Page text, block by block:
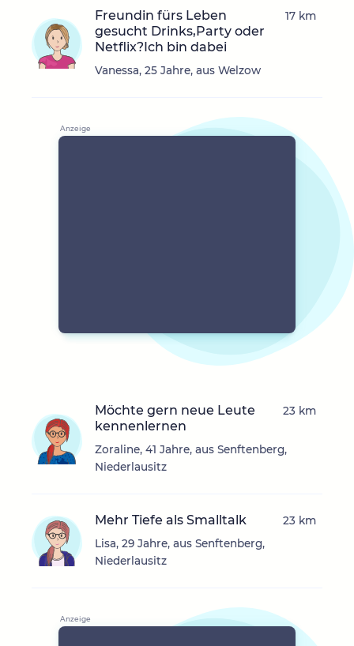
Freundin fürs Leben
gesucht Drinks,Party oder
Netflix?Ich bin dabei
Vanessa, 25 Jahre, aus Welzow
17 km
Möchte gern neue Leute
kennenlernen
Zoraline, 41 Jahre, aus Senftenberg,
Niederlausitz
23 km
Mehr Tiefe als Smalltalk
Lisa, 29 Jahre, aus Senftenberg,
Niederlausitz
23 km